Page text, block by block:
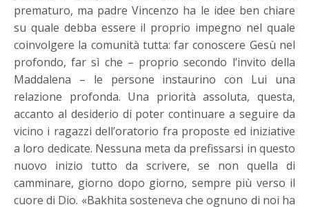
prematuro, ma padre Vincenzo ha le idee ben chiare
su quale debba essere il proprio impegno nel quale
coinvolgere la comunità tutta: far conoscere Gesù nel
profondo, far sì che – proprio secondo l’invito della
Maddalena – le persone instaurino con Lui una
relazione profonda. Una priorità assoluta, questa,
accanto al desiderio di poter continuare a seguire da
vicino i ragazzi dell’oratorio fra proposte ed iniziative
a loro dedicate. Nessuna meta da prefissarsi in questo
nuovo inizio tutto da scrivere, se non quella di
camminare, giorno dopo giorno, sempre più verso il
cuore di Dio. «Bakhita sosteneva che ognuno di noi ha